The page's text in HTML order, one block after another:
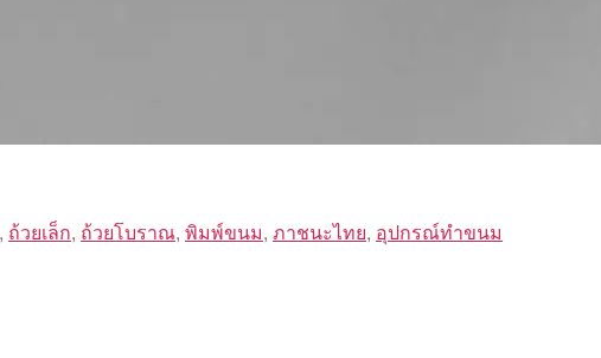
, ถ้วยเล็ก, ถ้วยโบราณ, พิมพ์ขนม, ภาชนะไทย, อุปกรณ์ทำขนม